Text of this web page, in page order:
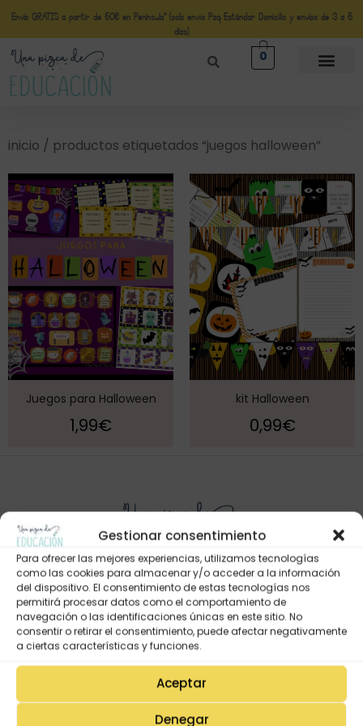
Gestionar consentimiento
Para ofrecer las mejores experiencias, utilizamos tecnologías
como las cookies para almacenar y/o acceder a la información
del dispositivo. El consentimiento de estas tecnologías nos
permitirá procesar datos como el comportamiento de
navegación o las identificaciones únicas en este sitio. No
consentir o retirar el consentimiento, puede afectar negativamente
a ciertas características y funciones.
Aceptar
Denegar
Envío GRATIS a partir de 50€ en Península* (solo envio Paq Estándar Domicilio y envíos de 3 a 5
días)
0
inicio / productos etiquetados “juegos halloween”
Juegos para Halloween
1,99€
kit Halloween
0,99€
Mi Cuenta
Lista de deseos
Mi Perfil
Descargas
Estado de mi pedido